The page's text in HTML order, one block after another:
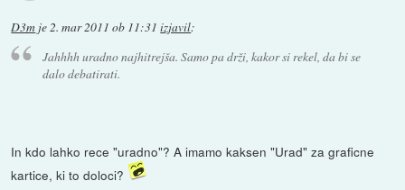
D3m je2. mar 2011 ob 11:31 izjavil:
Jahhhh uradno najhitrejša. Samo pa drži, kakor si rekel, da bi se
dalo debatirati.
In kdo lahko rece "uradno"? A imamo kaksen "Urad" za graficne
kartice, ki to doloci?